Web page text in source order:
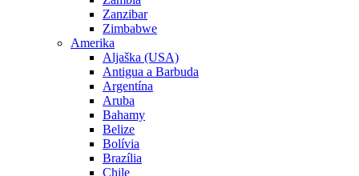
Zanzibar
Zimbabwe
Amerika
Aljaška (USA)
Antigua a Barbuda
Argentína
Aruba
Bahamy
Belize
Bolívia
Brazília
Chile